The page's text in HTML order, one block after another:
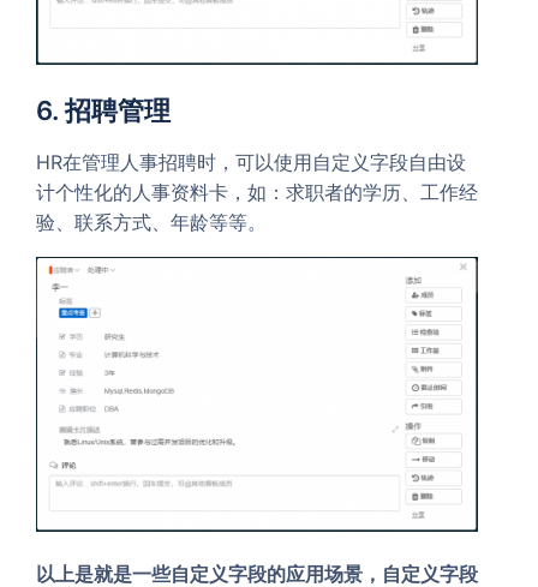
6. 招聘管理
HR在管理人事招聘时，可以使用自定义字段自由设
计个性化的人事资料卡，如：求职者的学历、工作经
验、联系方式、年龄等等。
以上是就是一些自定义字段的应用场景，自定义字段